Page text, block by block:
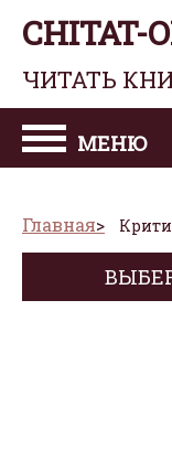
CHITAT-
ЧИТАТЬ
МЕНЮ
Главная